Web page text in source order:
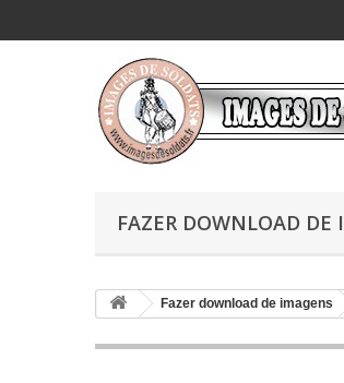
FAZER DOWNLOAD DE
Fazer download de imagens